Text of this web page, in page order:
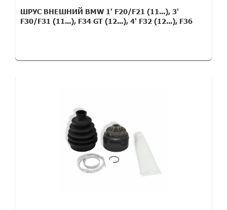
ШРУС ВНЕШНИЙ BMW 1' F20/F21 (11...), 3'
F30/F31 (11...), F34 GT (12...), 4' F32 (12...), F36